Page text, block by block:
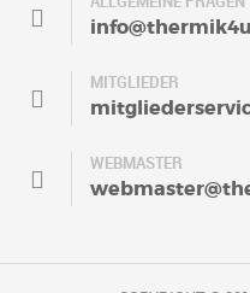
MITGLIEDER
WEBMASTER